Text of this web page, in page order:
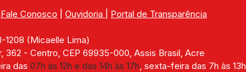
Fale Conosco Ouvidoria Portal de Transparência
1208 (Micaelle Lima)
362 - Centro, CEP 69935-000, Assis Brasil, Acre
das 07h às 12h e das 14h às 17h, sexta-feira das 7h às 13h